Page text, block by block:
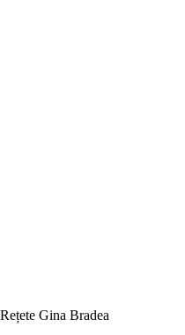
Rețete Gina Bradea